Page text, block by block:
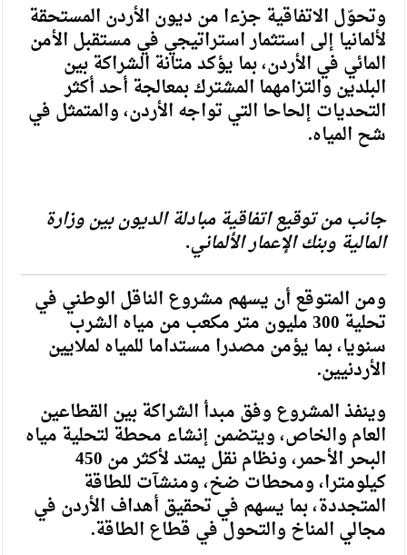
وتحوّل الاتفاقية جزءا من ديون الأردن المستحقة
لألمانيا إلى استثمار استراتيجي في مستقبل الأمن
المائي في الأردن، بما يؤكد متانة الشراكة بين
البلدين والتزامهما المشترك بمعالجة أحد أكثر
التحديات إلحاحا التي تواجه الأردن، والمتمثل في
شح المياه.
جانب من توقيع اتفاقية مبادلة الديون بين وزارة
المالية وبنك الإعمار الألماني.
ومن المتوقع أن يسهم مشروع الناقل الوطني في
تحلية 300 مليون متر مكعب من مياه الشرب
سنويا، بما يؤمن مصدرا مستداما للمياه لملايين
الأردنيين.
وينفذ المشروع وفق مبدأ الشراكة بين القطاعين
العام والخاص، ويتضمن إنشاء محطة لتحلية مياه
البحر الأحمر، ونظام نقل يمتد لأكثر من 450
كيلومترا، ومحطات ضخ، ومنشآت للطاقة
المتجددة، بما يسهم في تحقيق أهداف الأردن في
مجالي المناخ والتحول في قطاع الطاقة.